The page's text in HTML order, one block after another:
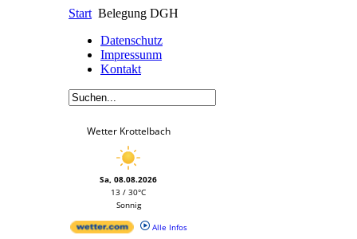
Start Belegung DGH
Datenschutz
Impressunm
Kontakt
Wetter Krottelbach
Sa, 08.08.2026
13 / 30°C
Sonnig
Alle Infos